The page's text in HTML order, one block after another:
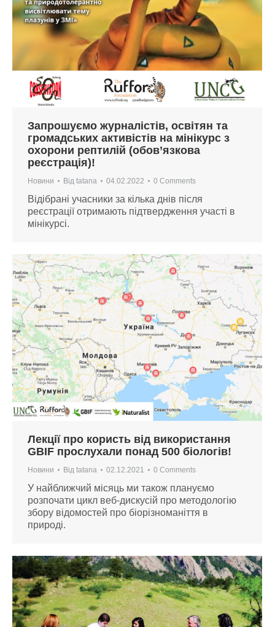
Запрошуємо журналістів, освітян та
громадських активістів на мінікурс з
охорони рептилій (обов’язкова
реєстрація)!
Новини Від tatana 04.02.2022 0 Comments
Відібрані учасники за кілька днів після
реєстрації отримають підтвердження участі в
мінікурсі.
Лекції про користь від використання
GBIF прослухали понад 500 біологів!
Новини Від tatana 02.12.2021 0 Comments
У найближчий місяць ми також плануємо
розпочати цикл веб-дискусій про методологію
збору відомостей про біорізноманіття в
природі.